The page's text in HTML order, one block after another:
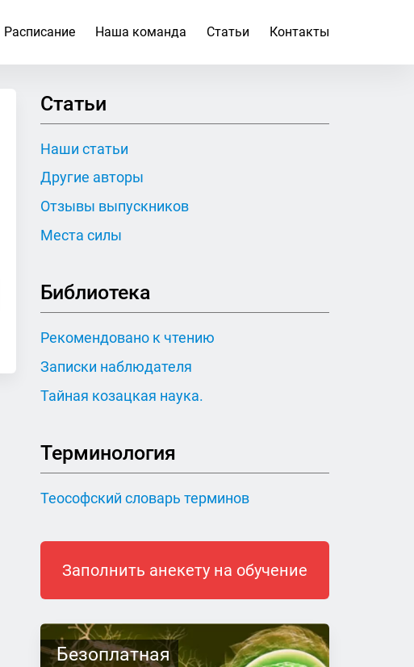
Расписание Наша команда Статьи Контакты
Статьи
Наши статьи
Другие авторы
Отзывы выпускников
Места силы
Библиотека
Рекомендовано к чтению
Записки наблюдателя
Тайная козацкая наука.
Терминология
Теософский словарь терминов
Заполнить анекету на обучение
Безоплатная